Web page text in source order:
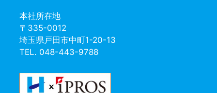
本社所在地
〒335-0012
埼玉県戸田市中町1-20-13
TEL. 048-443-9788